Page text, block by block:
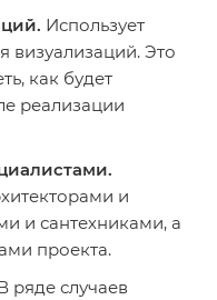
Использует
визуализаций. Это
как будет
реализации
и
и сантехниками, а
проекта.
ряде случаев